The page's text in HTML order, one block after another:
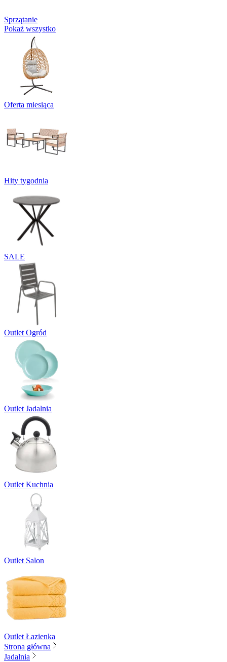
Sprzątanie
Pokaż wszystko
Oferta miesiąca
Hity tygodnia
SALE
Outlet Ogród
Outlet Jadalnia
Outlet Kuchnia
Outlet Salon
Outlet Łazienka
Strona główna
Jadalnia